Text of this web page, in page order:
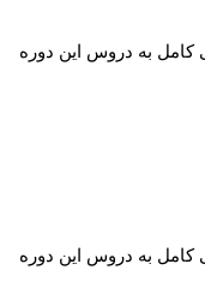
به دروس این دوره
به دروس این دوره